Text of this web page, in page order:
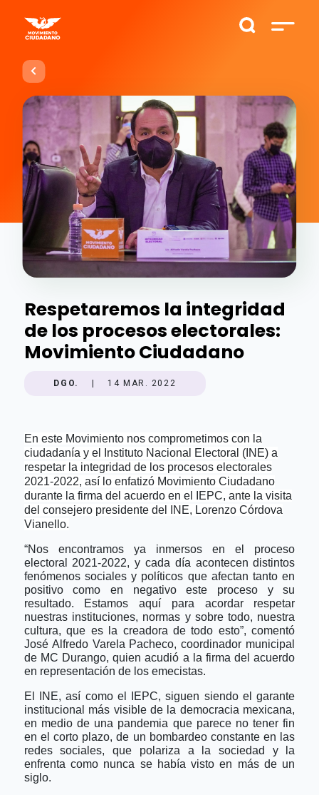
Respetaremos la integridad
de los procesos electorales:
Movimiento Ciudadano
DGO. 14 MAR. 2022
En este Movimiento nos comprometimos con la
ciudadanía y el Instituto Nacional Electoral (INE) a
respetar la integridad de los procesos electorales
2021-2022, así lo enfatizó Movimiento Ciudadano
durante la firma del acuerdo en el IEPC, ante la visita
del consejero presidente del INE, Lorenzo Córdova
Vianello.
“Nos encontramos ya inmersos en el proceso
electoral 2021-2022, y cada día acontecen distintos
fenómenos sociales y políticos que afectan tanto en
positivo como en negativo este proceso y su
resultado. Estamos aquí para acordar respetar
nuestras instituciones, normas y sobre todo, nuestra
cultura, que es la creadora de todo esto”, comentó
José Alfredo Varela Pacheco, coordinador municipal
de MC Durango, quien acudió a la firma del acuerdo
en representación de los emecistas.
El INE, así como el IEPC, siguen siendo el garante
institucional más visible de la democracia mexicana,
en medio de una pandemia que parece no tener fin
en el corto plazo, de un bombardeo constante en las
redes sociales, que polariza a la sociedad y la
enfrenta como nunca se había visto en más de un
siglo.